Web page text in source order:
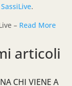
SassiLive.
– Read More
articoli
CHI VIENE A